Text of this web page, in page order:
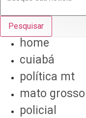
Pesquisar
home
cuiabá
política mt
mato grosso
policial